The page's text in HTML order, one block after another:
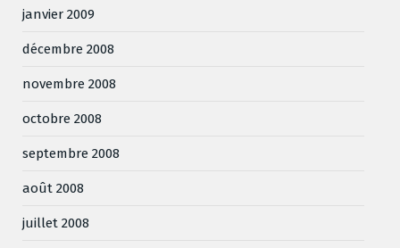
janvier 2009
décembre 2008
novembre 2008
octobre 2008
septembre 2008
août 2008
juillet 2008